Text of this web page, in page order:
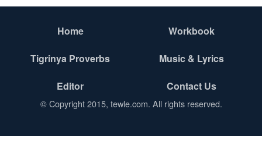
Home Workbook
Tigrinya Proverbs Music & Lyrics
Editor Contact Us
© Copyright 2015, tewle.com. All rights reserved.